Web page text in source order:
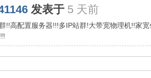
发表于 5 天前
!!高配置服务器!!!多IP站群!大带宽物理机!!家